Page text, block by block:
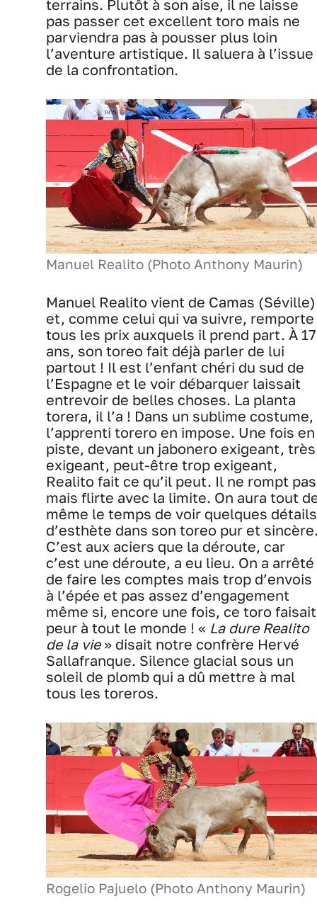
terrains. Plutôt à son aise, il ne laisse
pas passer cet excellent toro mais ne
parviendra pas à pousser plus loin
l’aventure artistique. Il saluera à l’issue
de la confrontation.
Manuel Realito (Photo Anthony Maurin)
Manuel Realito vient de Camas (Séville)
et, comme celui qui va suivre, remporte
tous les prix auxquels il prend part. À 17
ans, son toreo fait déjà parler de lui
partout ! Il est l’enfant chéri du sud de
l’Espagne et le voir débarquer laissait
entrevoir de belles choses. La planta
torera, il l’a ! Dans un sublime costume,
l’apprenti torero en impose. Une fois en
piste, devant un jabonero exigeant, très
exigeant, peut-être trop exigeant,
Realito fait ce qu’il peut. Il ne rompt pas
mais flirte avec la limite. On aura tout
même le temps de voir quelques détails
d’esthète dans son toreo pur et
C’est aux aciers que la déroute, car
c’est une déroute, a eu lieu. On a arrêté
de faire les comptes mais trop d’envois
à l’épée et pas assez d’engagement
même si, encore une fois, ce toro faisait
peur à tout le monde ! « La dure Realito
de la vie» disait notre confrère Hervé
Sallafranque. Silence glacial sous un
soleil de plomb qui a dû mettre à mal
tous les toreros.
Rogelio Pajuelo (Photo Anthony Maurin)